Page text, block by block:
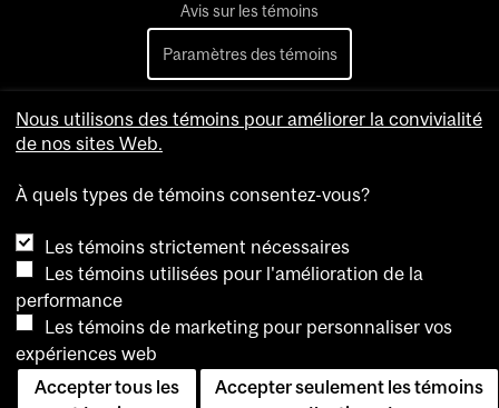
Avis sur les témoins
Paramètres des témoins
Nous utilisons des témoins pour améliorer la convivialité
de nos sites Web.
À quels types de témoins consentez-vous?
Les témoins strictement nécessaires
Les témoins utilisées pour l'amélioration de la
performance
Les témoins de marketing pour personnaliser vos
expériences web
Accepter tous les
Accepter seulement les témoins